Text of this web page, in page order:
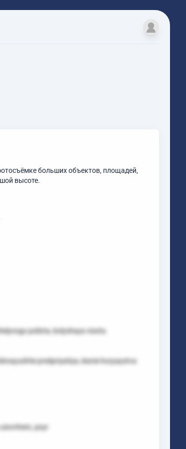
больших объектов, площадей,
высоте.
poliota, bolyshaya visota.
predpriyatiya, lesnie hozyaystva
poyr